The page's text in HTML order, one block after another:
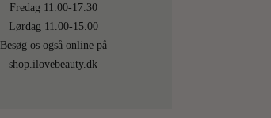
Fredag 11.00-17.30
Lørdag 11.00-15.00
Besøg os også online på
shop.ilovebeauty.dk